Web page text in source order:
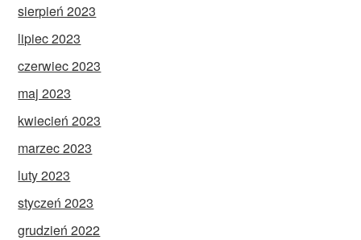
sierpień 2023
lipiec 2023
czerwiec 2023
maj 2023
kwiecień 2023
marzec 2023
luty 2023
styczeń 2023
grudzień 2022